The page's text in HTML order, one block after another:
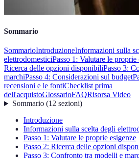
Sommario
SommarioIntroduzioneInformazioni sulla
elettrodomesticiPasso 1: Valutare le proprie
Ricerca delle opzioni disponibiliPasso 3:
marchiPasso 4: Considerazioni sul budget
recensioni e le fontiChecklist prima
dell'acquistoGlossarioFAQRisorsa Video
Sommario(12 sezioni)
Introduzione
Informazioni sulla scelta degli
Passo 1: Valutare le proprie esigenze
Passo 2: Ricerca delle opzioni
Passo 3: Confronto tra modelli e